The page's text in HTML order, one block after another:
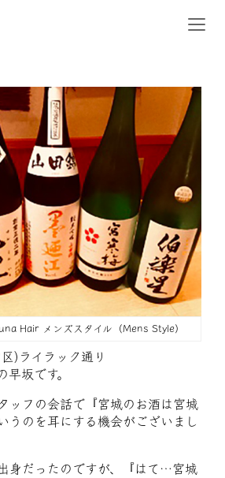
Hair メンズスタイル（Mens Style）
)ライラック通り
坂です。
ッフの会話で『宮城のお酒は宮城
うのを耳にする機会がございまし
身だったのですが、『はて…宮城